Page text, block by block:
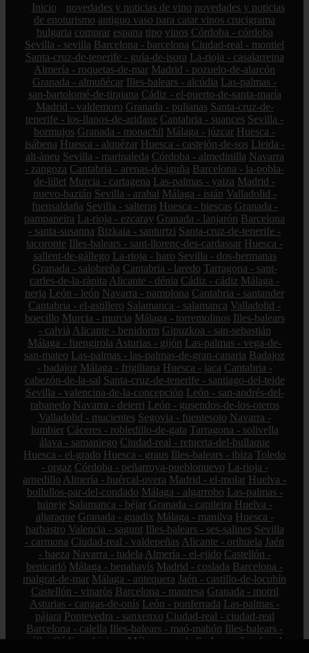
Inicio novedades y noticias de vino novedades y noticias
de enoturismo antiguo vaso para catar vinos crucigrama
bulgaria comprar espana tipo vinos Córdoba - córdoba
Sevilla - sevilla Barcelona - barcelona Ciudad-real - montiel
Santa-cruz-de-tenerife - guía-de-isora La-rioja - casalarreina
Almería - roquetas-de-mar Madrid - pozuelo-de-alarcón
Granada - almuñécar Illes-balears - alcúdia Las-palmas -
san-bartolomé-de-tirajana Cádiz - el-puerto-de-santa-maría
Madrid - valdemoro Granada - pulianas Santa-cruz-de-
tenerife - los-llanos-de-aridane Cantabria - suances Sevilla -
bormujos Granada - monachil Málaga - júzcar Huesca -
isábena Huesca - alquézar Huesca - castejón-de-sos Lleida -
alt-àneu Sevilla - marinaleda Córdoba - almedinilla Navarra
- zangoza Cantabria - arenas-de-iguña Barcelona - la-pobla-
de-lillet Murcia - cartagena Las-palmas - yaiza Madrid -
nuevo-baztán Sevilla - arahal Málaga - istán Valladolid -
fuensaldaña Sevilla - salteras Huesca - biescas Granada -
pampaneira La-rioja - ezcaray Granada - lanjarón Barcelona
- santa-susanna Bizkaia - santurtzi Santa-cruz-de-tenerife -
tacoronte Illes-balears - sant-llorenç-des-cardassar Huesca -
sallent-de-gállego La-rioja - haro Sevilla - dos-hermanas
Granada - salobreña Cantabria - laredo Tarragona - sant-
carles-de-la-ràpita Alicante - dénia Cádiz - cádiz Málaga -
nerja León - león Navarra - pamplona Cantabria - santander
Cantabria - el-astillero Salamanca - salamanca Valladolid -
boecillo Murcia - murcia Málaga - torremolinos Illes-balears
- calvià Alicante - benidorm Gipuzkoa - san-sebastián
Málaga - fuengirola Asturias - gijón Las-palmas - vega-de-
san-mateo Las-palmas - las-palmas-de-gran-canaria Badajoz
- badajoz Málaga - frigiliana Huesca - jaca Cantabria -
cabezón-de-la-sal Santa-cruz-de-tenerife - santiago-del-teide
Sevilla - valencina-de-la-concepción León - san-andrés-del-
rabanedo Navarra - deierri León - gusendos-de-los-oteros
Valladolid - mucientes Segovia - fuentesoto Navarra -
lumbier Cáceres - robledillo-de-gata Tarragona - solivella
álava - samaniego Ciudad-real - retuerta-del-bullaque
Huesca - el-grado Huesca - graus Illes-balears - ibiza Toledo
- orgaz Córdoba - peñarroya-pueblonuevo La-rioja -
arnedillo Almería - huércal-overa Madrid - el-molar Huelva -
bollullos-par-del-condado Málaga - algarrobo Las-palmas -
tuineje Salamanca - béjar Granada - capileira Huelva -
aljaraque Granada - guadix Málaga - manilva Huesca -
barbastro Valencia - sagunt Illes-balears - ses-salines Sevilla
- carmona Ciudad-real - valdepeñas Alicante - orihuela Jaén
- baeza Navarra - tudela Almería - el-ejido Castellón -
benicarló Málaga - benahavís Madrid - coslada Barcelona -
malgrat-de-mar Málaga - antequera Jaén - castillo-de-locubín
Castellón - vinaròs Barcelona - manresa Granada - motril
Asturias - cangas-de-onís León - ponferrada Las-palmas -
pájara Pontevedra - sanxenxo Ciudad-real - ciudad-real
Barcelona - calella Illes-balears - maó-mahón Illes-balears -
sóller
Cádiz - chipiona Málaga - marbella
A-coruña - ferrol